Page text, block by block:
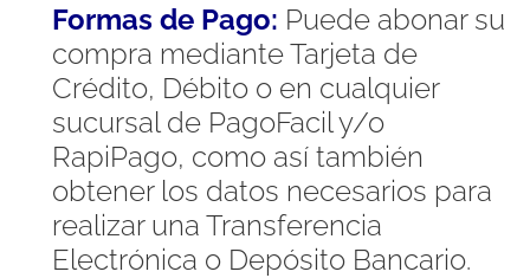
Formas de Pago: Puede abonar su
compra mediante Tarjeta de
Crédito, Débito o en cualquier
sucursal de PagoFacil y/o
RapiPago, como así también
obtener los datos necesarios para
realizar una Transferencia
Electrónica o Depósito Bancario.